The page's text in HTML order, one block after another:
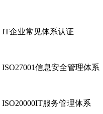
IT企业常见体系认证
ISO27001信息安全管理体系
ISO20000IT服务管理体系